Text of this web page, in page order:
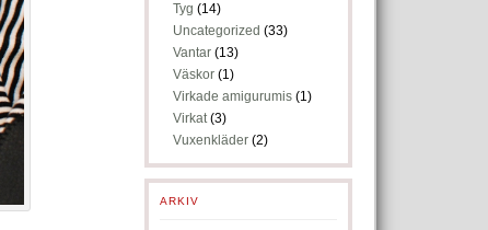
Tyg (14)
Uncategorized (33)
Vantar (13)
Väskor (1)
Virkade amigurumis (1)
Virkat(3)
Vuxenkläder (2)
ARKIV